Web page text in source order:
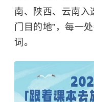
南、陕西、云南入
门目的地”，每一
词。